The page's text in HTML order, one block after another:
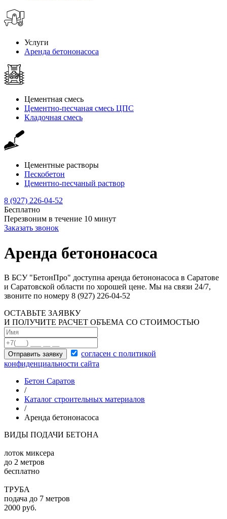
Услуги
Аренда бетононасоса
Цементная смесь
Цементно-песчаная смесь ЦПС
Кладочная смесь
Цементные растворы
Пескобетон
Цементно-песчаный раствор
8 (927) 226-04-52
Бесплатно
Перезвоним в течение 10 минут
Заказать звонок
Аренда бетононасоса
В БСУ "БетонПро" доступна аренда бетононасоса в Саратове
и Саратовской области по хорошей цене. Мы на связи 24/7,
звоните по номеру 8 (927) 226-04-52
ОСТАВЬТЕ ЗАЯВКУ
И ПОЛУЧИТЕ РАСЧЕТ ОБЪЕМА СО СТОИМОСТЬЮ
Отправить заявку
согласен с политикой
конфиденциальности сайта
Бетон Саратов
/
Каталог строительных материалов
/
Аренда бетононасоса
ВИДЫ ПОДАЧИ БЕТОНА
лоток миксера
до 2 метров
бесплатно
ТРУБА
подача до 7 метров
2000 руб.